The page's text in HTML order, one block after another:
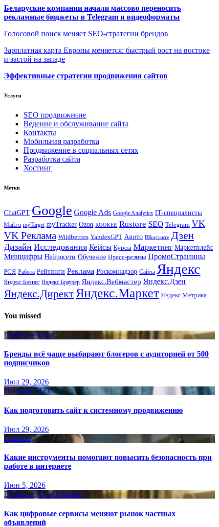
Беларуские компании начали массово переносить
рекламные бюджеты в Telegram и видеоформаты
Голосовой поиск меняет SEO-стратегии брендов
Зарплатная карта Европы меняется: быстрый рост на востоке
и застой на западе
Эффективные стратегии продвижения сайтов
Услуги
SEO продвижение
Ведение и обслуживание сайта
Контакты
Мобильная разработка
Продвижение в социальных сетях
Разработка сайта
Хостинг
Метки
ChatGPT Google Google Ads Google Analytics IT-специалисты
Mail.ru myTarget myTracker Ozon ROOKEE Rustore SEO Telegram VK
VK Реклама Wildberries YandexGPT Авито ВКонтакте Дзен
Дизайн Исследования Кейсы Курсы Маркетинг Маркетплейс
Минцифры Нейросети Обучение Пресс-релизы ПромоСтраницы
РСЯ Работа Рейтинги Реклама Роскомнадзор Сайты Яндекс
Яндекс.Бизнес Яндекс.Браузер Яндекс.Вебмастер Яндекс.Дзен
Яндекс.ДиректЯндекс.Маркет Яндекс.Метрика
You missed
Вебмастерская
Бренды всё чаще выбирают блогеров с аудиторией от 500
подписчиков
Июл 29, 2026
Новости SEO
Как подготовить сайт к системному продвижению
Июл 29, 2026
Главное
Какие инструменты помогают повысить безопасность при
работе в интернете
Июн 5, 2026
Вебмастерская Главное
Как цифровые сервисы меняют рынок частных
объявлений